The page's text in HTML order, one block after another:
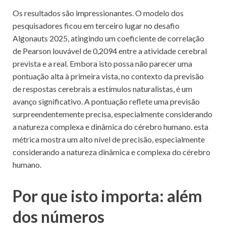
Os resultados são impressionantes. O modelo dos
pesquisadores ficou em terceiro lugar no desafio
Algonauts 2025, atingindo um coeficiente de correlação
de Pearson louvável de 0,2094 entre a atividade cerebral
prevista e a real. Embora isto possa não parecer uma
pontuação alta à primeira vista, no contexto da previsão
de respostas cerebrais a estímulos naturalistas, é um
avanço significativo. A pontuação reflete uma previsão
surpreendentemente precisa, especialmente considerando
a natureza complexa e dinâmica do cérebro humano. esta
métrica mostra um alto nível de precisão, especialmente
considerando a natureza dinâmica e complexa do cérebro
humano.
Por que isto importa: além
dos números